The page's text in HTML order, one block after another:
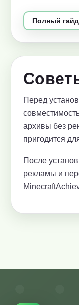
Полный
Перед
архивы без
пригодится
После
рекламы и